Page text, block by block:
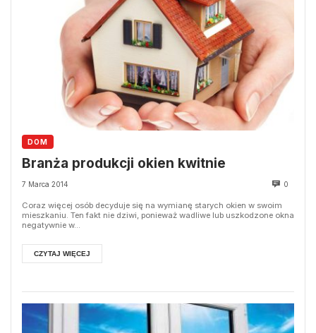
DOM
Branża produkcji okien kwitnie
7 Marca 2014 0
Coraz więcej osób decyduje się na wymianę starych okien w swoim
mieszkaniu. Ten fakt nie dziwi, ponieważ wadliwe lub uszkodzone okna
negatywnie w...
CZYTAJ WIĘCEJ